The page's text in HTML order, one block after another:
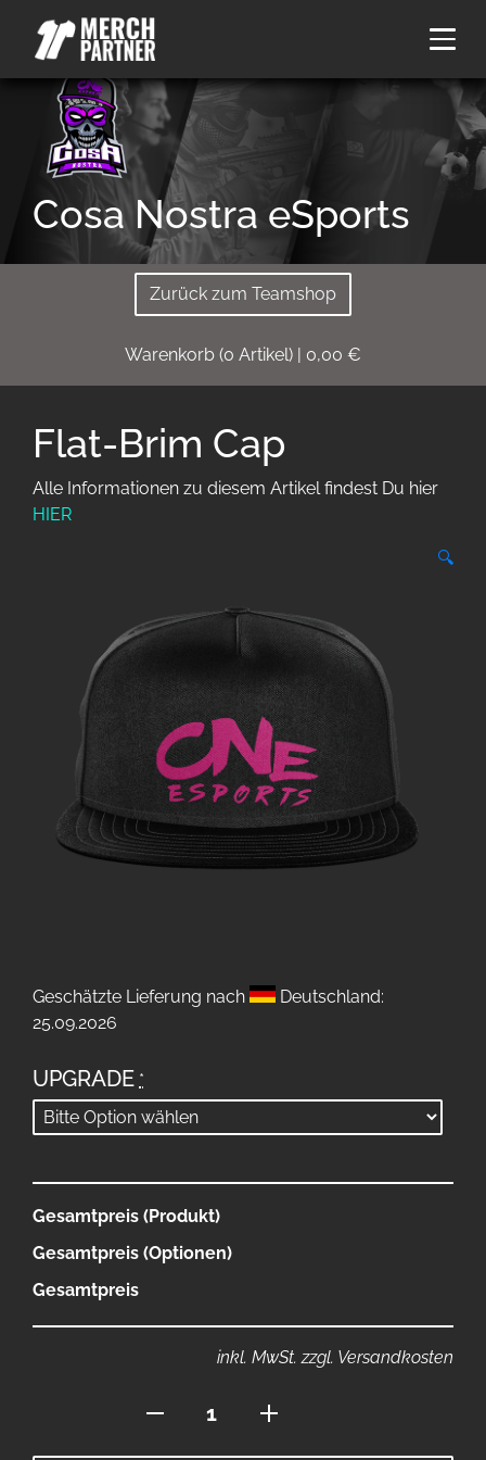
Cosa Nostra eSports
Zurück zum Teamshop
Warenkorb (0 Artikel) | 0,00 €
Flat-Brim Cap
Alle Informationen zu diesem Artikel findest Du hier
HIER
🔍
Geschätzte Lieferung nach
Deutschland:
25.09.2026
UPGRADE *
Gesamtpreis (Produkt)
Gesamtpreis (Optionen)
Gesamtpreis
inkl. MwSt. zzgl. Versandkosten
Brim
Cap